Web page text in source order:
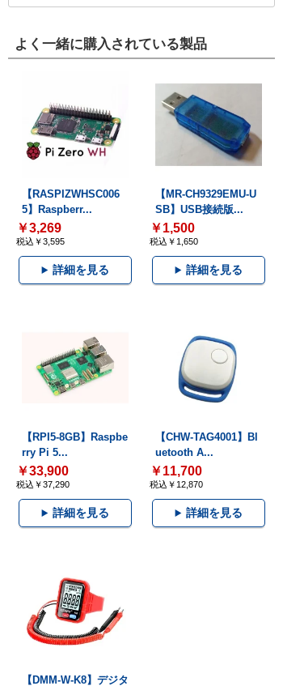
よく一緒に購入されている製品
【RASPIZWHSC006
5】Raspberr...
￥3,269
税込￥3,595
詳細を見る
【MR-CH9329EMU-U
SB】USB接続版...
￥1,500
税込￥1,650
詳細を見る
【RPI5-8GB】Raspbe
rry Pi 5...
￥33,900
税込￥37,290
詳細を見る
【CHW-TAG4001】Bl
uetooth A...
￥11,700
税込￥12,870
詳細を見る
【DMM-W-K8】デジタ